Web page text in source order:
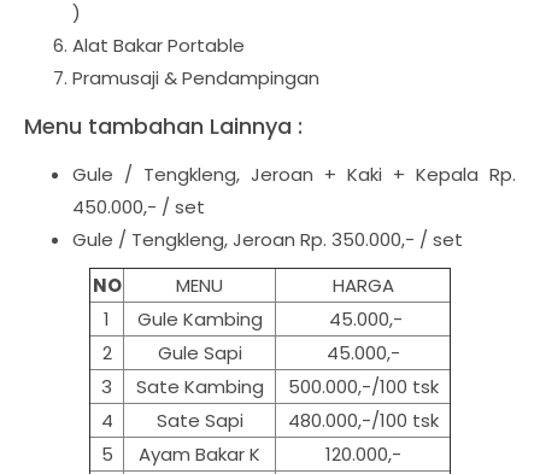
)
Alat Bakar Portable
Pramusaji & Pendampingan
Menu tambahan Lainnya :
Gule / Tengkleng, Jeroan + Kaki + Kepala Rp.
450.000,- / set
Gule / Tengkleng, Jeroan Rp. 350.000,- / set
NO
MENU
HARGA
1
Gule Kambing
45.000,-
2
Gule Sapi
45.000,-
3
Sate Kambing
500.000,-/100 tsk
4
Sate Sapi
480.000,-/100 tsk
5
Ayam Bakar K
120.000,-